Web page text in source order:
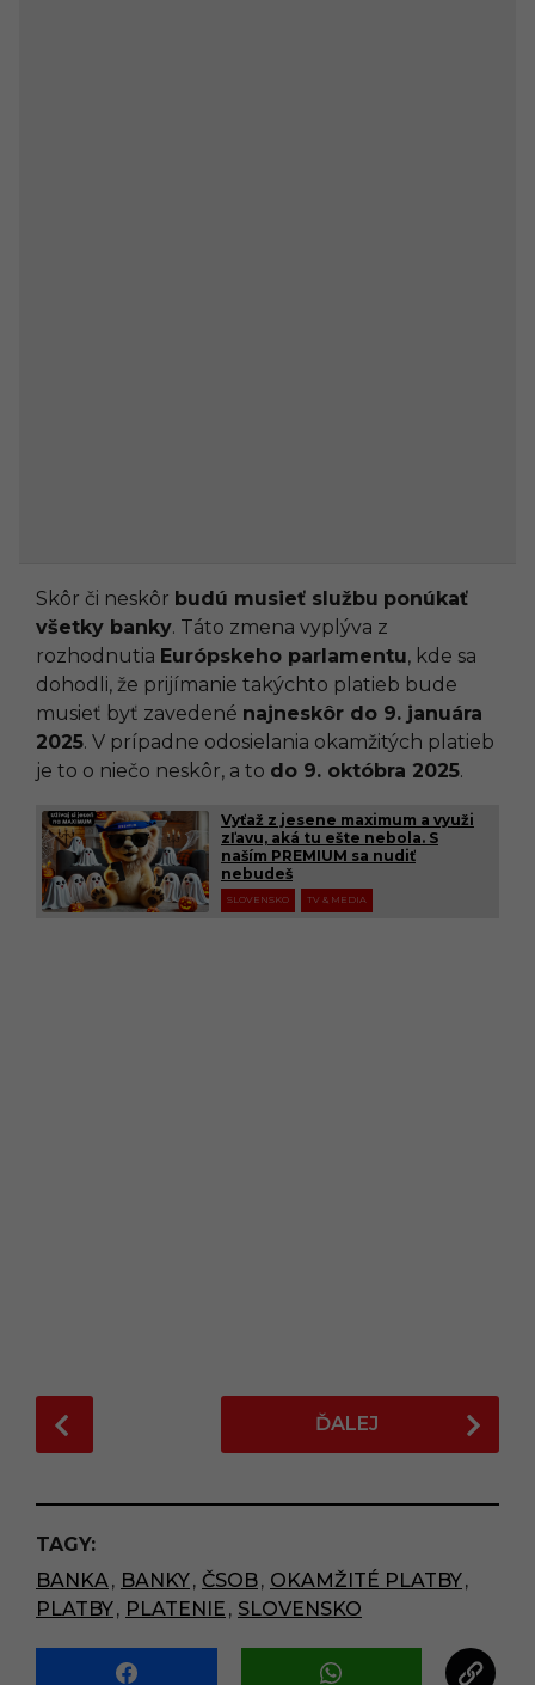
Skôr či neskôr budú musieť službu ponúkať
všetky banky. Táto zmena vyplýva z
rozhodnutia Európskeho parlamentu, kde sa
dohodli, že prijímanie takýchto platieb bude
musieť byť zavedené najneskôr do 9. januára
2025. V prípadne odosielania okamžitých platieb
je to o niečo neskôr, a to do 9. októbra 2025.
Vyťaž z jesene maximum a využi
zľavu, aká tu ešte nebola. S
naším PREMIUM sa nudiť
nebudeš
SLOVENSKO TV & MEDIA
o
t
P
a
g
i
n
ĎALEJ
TAGY:
BANKA , BANKY, ČSOB, OKAMŽITÉ PLATBY,
PLATBY, PLATENIE , SLOVENSKO